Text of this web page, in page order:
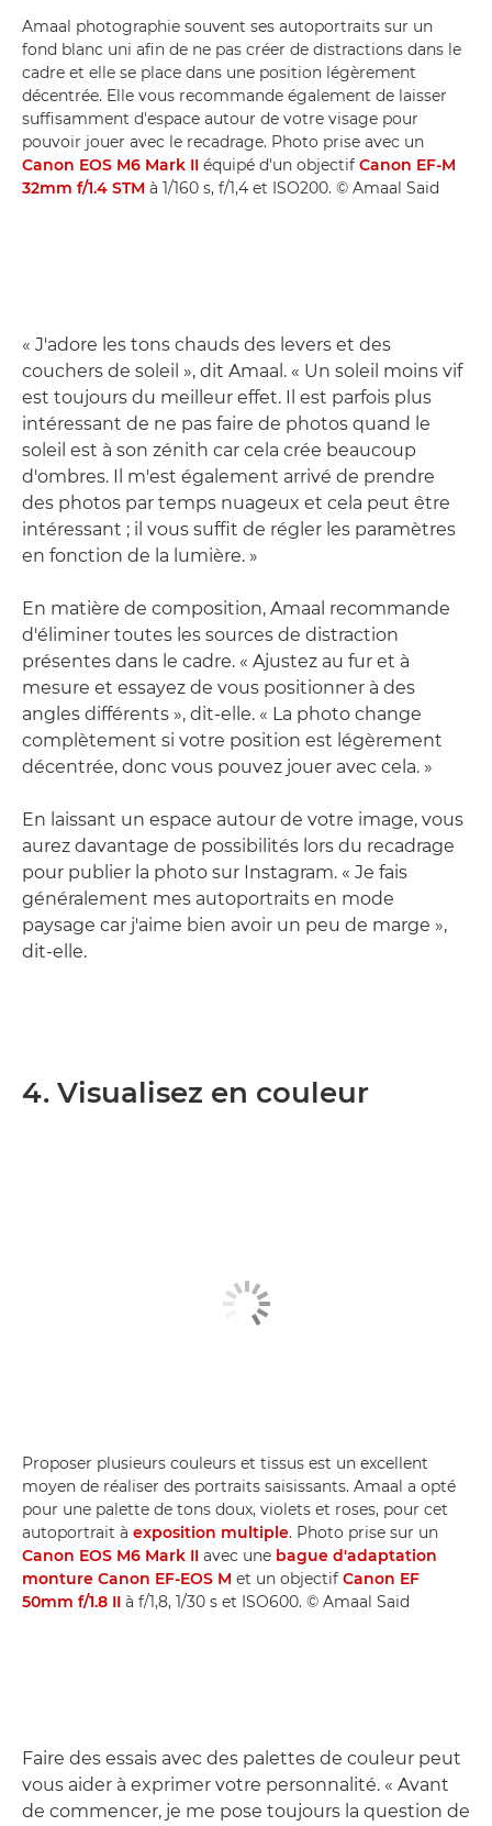
Amaal photographie souvent ses autoportraits sur un
fond blanc uni afin de ne pas créer de distractions dans le
cadre et elle se place dans une position légèrement
décentrée. Elle vous recommande également de laisser
suffisamment d'espace autour de votre visage pour
pouvoir jouer avec le recadrage. Photo prise avec un
Canon EOS M6 Mark II équipé d'un objectif Canon EF-M
32mm f/1.4 STM à 1/160 s, f/1,4 et ISO200. © Amaal Said
« J'adore les tons chauds des levers et des
couchers de soleil », dit Amaal. « Un soleil moins vif
est toujours du meilleur effet. Il est parfois plus
intéressant de ne pas faire de photos quand le
soleil est à son zénith car cela crée beaucoup
d'ombres. Il m'est également arrivé de prendre
des photos par temps nuageux et cela peut être
intéressant ; il vous suffit de régler les paramètres
en fonction de la lumière. »
En matière de composition, Amaal recommande
d'éliminer toutes les sources de distraction
présentes dans le cadre. « Ajustez au fur et à
mesure et essayez de vous positionner à des
angles différents », dit-elle. « La photo change
complètement si votre position est légèrement
décentrée, donc vous pouvez jouer avec cela. »
En laissant un espace autour de votre image, vous
aurez davantage de possibilités lors du recadrage
pour publier la photo sur Instagram. « Je fais
généralement mes autoportraits en mode
paysage car j'aime bien avoir un peu de marge »,
dit-elle.
4. Visualisez en couleur
Proposer plusieurs couleurs et tissus est un excellent
moyen de réaliser des portraits saisissants. Amaal a opté
pour une palette de tons doux, violets et roses, pour cet
autoportrait à exposition multiple. Photo prise sur un
Canon EOS M6 Mark II avec une bague d'adaptation
monture Canon EF-EOS M et un objectif Canon EF
50mm f/1.8 II à f/1,8, 1/30 s et ISO600. © Amaal Said
Faire des essais avec des palettes de couleur peut
vous aider à exprimer votre personnalité. « Avant
de commencer, je me pose toujours la question de